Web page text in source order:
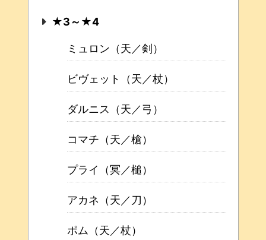
★3～★4
ミュロン（天／剣）
ビヴェット（天／杖）
ダルニス（天／弓）
コマチ（天／槍）
プライ（冥／槌）
アカネ（天／刀）
ポム（天／杖）